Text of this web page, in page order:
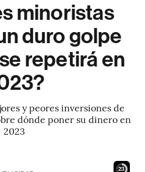
minoristas
duro golpe
repetirá en
y peores inversiones de
dónde poner su dinero en
2023
21